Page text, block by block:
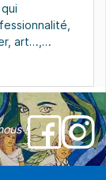
art…,
[…]
!